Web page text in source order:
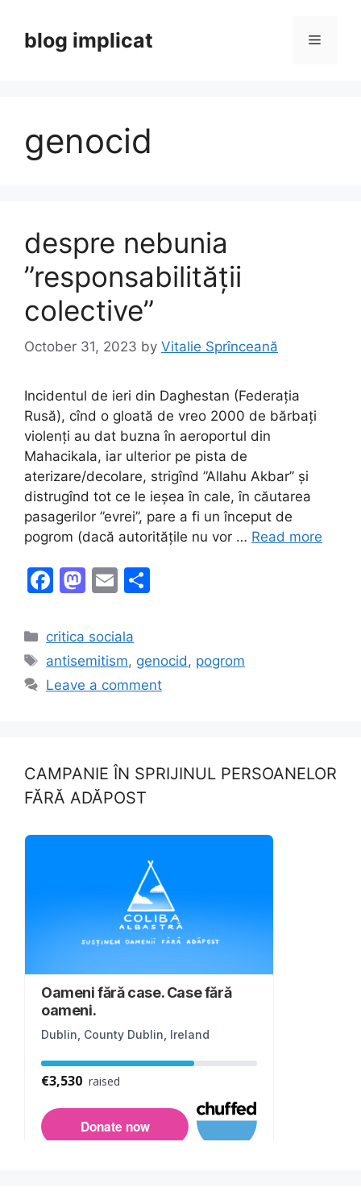
contentblog implicat Menu
genocid
despre nebunia
”responsabilității
colective”
October 31, 2023 by Vitalie Sprînceană
Incidentul de ieri din Daghestan (Federația
Rusă), cînd o gloată de vreo 2000 de bărbați
violenți au dat buzna în aeroportul din
Mahacikala, iar ulterior pe pista de
aterizare/decolare, strigînd ”Allahu Akbar” și
distrugînd tot ce le ieșea în cale, în căutarea
pasagerilor ”evrei”, pare a fi un început de
pogrom (dacă autoritățile nu vor … Read more
F
c
e
b
k
M
st
o
d
E
ai
l
e
Categories
critica sociala
Tags
antisemitism, genocid, pogrom
Leave a comment
CAMPANIE ÎN SPRIJINUL PERSOANELOR
FĂRĂ ADĂPOST